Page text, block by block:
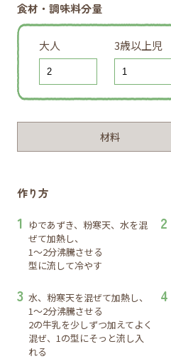
食材・調味料分量
大人 3歳以上児
材料
作り方
ゆであずき、粉寒天、水を混
ぜて加熱し、
1～2分沸騰させる
型に流して冷やす
水、粉寒天を混ぜて加熱し、
1～2分沸騰させる
2の牛乳を少しずつ加えてよく
混ぜ、1の型にそっと流し入
れる